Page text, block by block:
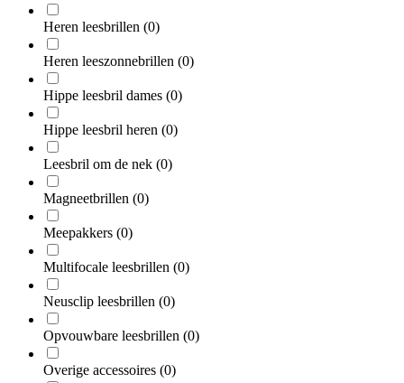
Heren leesbrillen (0)
Heren leeszonnebrillen (0)
Hippe leesbril dames (0)
Hippe leesbril heren (0)
Leesbril om de nek (0)
Magneetbrillen (0)
Meepakkers (0)
Multifocale leesbrillen (0)
Neusclip leesbrillen (0)
Opvouwbare leesbrillen (0)
Overige accessoires (0)